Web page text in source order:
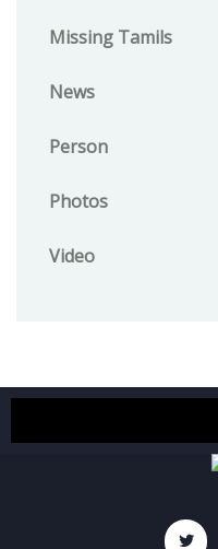
Missing Tamils
News
Person
Photos
Video